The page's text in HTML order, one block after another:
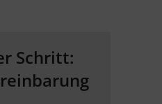
Schritt: